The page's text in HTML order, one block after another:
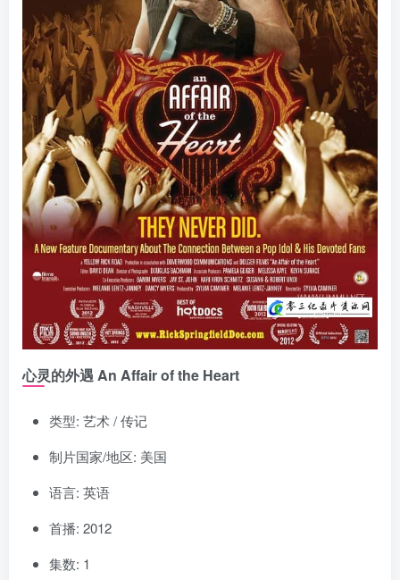
心灵的外遇 An Affair of the Heart
类型: 艺术 / 传记
制片国家/地区: 美国
语言: 英语
首播: 2012
集数: 1